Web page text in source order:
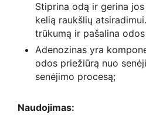
Stiprina odą ir gerina
kelią raukšlių
trūkumą ir pašalina
Adenozinas yra
odos priežiūrą nuo
senėjimo procesą;
Naudojimas: